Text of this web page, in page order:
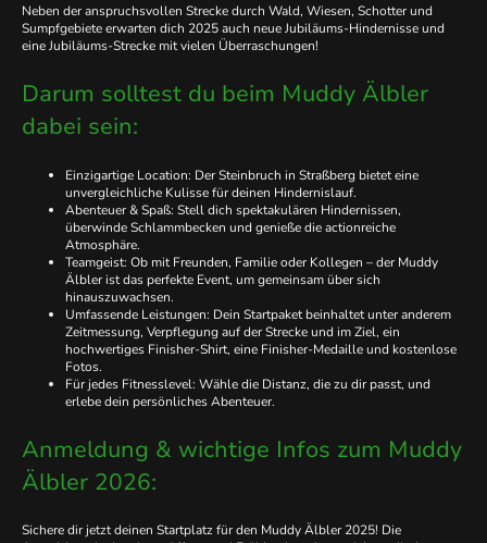
Neben der anspruchsvollen Strecke durch Wald, Wiesen, Schotter und
Sumpfgebiete erwarten dich 2025 auch neue Jubiläums-Hindernisse und
eine Jubiläums-Strecke mit vielen Überraschungen!
Darum solltest du beim Muddy Älbler
dabei sein:
Einzigartige Location: Der Steinbruch in Straßberg bietet eine
unvergleichliche Kulisse für deinen Hindernislauf.
Abenteuer & Spaß: Stell dich spektakulären Hindernissen,
überwinde Schlammbecken und genieße die actionreiche
Atmosphäre.
Teamgeist: Ob mit Freunden, Familie oder Kollegen – der Muddy
Älbler ist das perfekte Event, um gemeinsam über sich
hinauszuwachsen.
Umfassende Leistungen: Dein Startpaket beinhaltet unter anderem
Zeitmessung, Verpflegung auf der Strecke und im Ziel, ein
hochwertiges Finisher-Shirt, eine Finisher-Medaille und kostenlose
Fotos.
Für jedes Fitnesslevel: Wähle die Distanz, die zu dir passt, und
erlebe dein persönliches Abenteuer.
Anmeldung & wichtige Infos zum Muddy
Älbler 2026:
Sichere dir jetzt deinen Startplatz für den Muddy Älbler 2025! Die